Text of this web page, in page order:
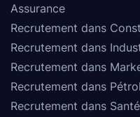
Assurance
Recrutement dans
Recrutement dans
Recrutement dans
Recrutement dans
Recrutement dans Santé